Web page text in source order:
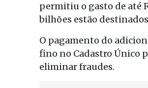
permitiu o gasto de até
bilhões estão
O pagamento do
fino no Cadastro Único
eliminar fraudes.